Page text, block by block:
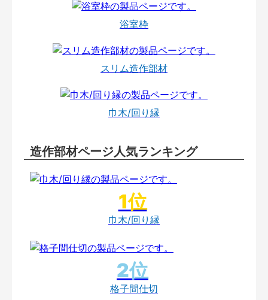
浴室枠
スリム造作部材
巾木/回り縁
造作部材ページ人気ランキング
巾木/回り縁
格子間仕切